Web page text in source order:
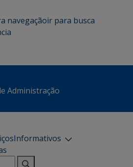
navegaçãoir para busca
Administração
Informativos